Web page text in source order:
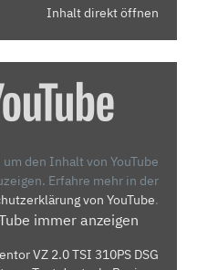
Inhalt direkt öffnen
den Inhalt von YouTube
Erfahre mehr in der
von YouTube.
immer anzeigen
VZ 2.0 TSI 310PS DSG